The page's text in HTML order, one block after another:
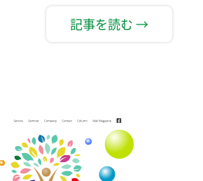
記事を読む →